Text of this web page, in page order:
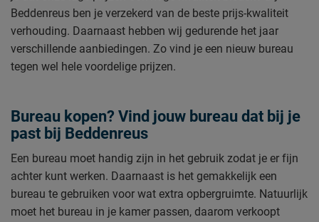
Beddenreus ben je verzekerd van de beste prijs-kwaliteit
verhouding. Daarnaast hebben wij gedurende het jaar
verschillende aanbiedingen. Zo vind je een nieuw bureau
tegen wel hele voordelige prijzen.
Bureau kopen? Vind jouw bureau dat bij je
past bij Beddenreus
Een bureau moet handig zijn in het gebruik zodat je er fijn
achter kunt werken. Daarnaast is het gemakkelijk een
bureau te gebruiken voor wat extra opbergruimte. Natuurlijk
moet het bureau in je kamer passen, daarom verkoopt